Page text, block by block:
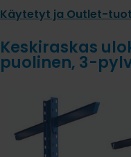
Käytetyt ja Outlet-
Keskiraskas
puolinen, 3-